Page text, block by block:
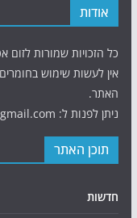
אודות
כל הזכויות שמורות לזום
אין לעשות שימוש
האתר.
ניתן לפנות ל: Avihai.ZoomAt@gmail.com
תוכן האתר
חדשות